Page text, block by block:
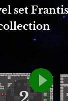
set